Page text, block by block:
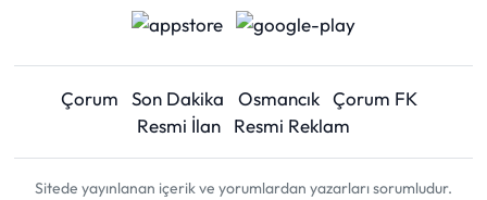
Çorum Son Dakika Osmancık Çorum FK
Resmi İlan
Resmi Reklam
Sitede yayınlanan içerik ve yorumlardan yazarları sorumludur.